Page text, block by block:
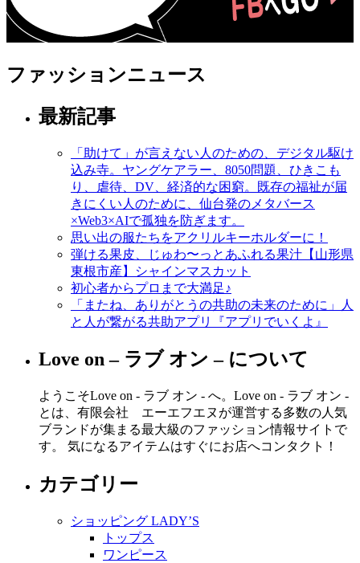
ファッションニュース
最新記事
「助けて」が言えない人のための、デジタル駆け
込み寺。ヤングケアラー、8050問題、ひきこも
り、虐待、DV、経済的な困窮。既存の福祉が届
きにくい人のために、仙台発のメタバース
×Web3×AIで孤独を防ぎます。
思い出の服たちをアクリルキーホルダーに！
弾ける果皮、じゅわ〜っとあふれる果汁【山形県
東根市産】シャインマスカット
初心者からプロまで大満足♪
「またね、ありがとうの共助の未来のために」人
と人が繋がる共助アプリ『アプリでいくよ』
Love on – ラブ オン – について
ようこそLove on - ラブ オン - へ。Love on - ラブ オン -
とは、有限会社 エーエフエヌが運営する多数の人気
ブランドが集まる最大級のファッション情報サイトで
す。 気になるアイテムはすぐにお店へコンタクト！
カテゴリー
ショッピング LADY’S
トップス
ワンピース